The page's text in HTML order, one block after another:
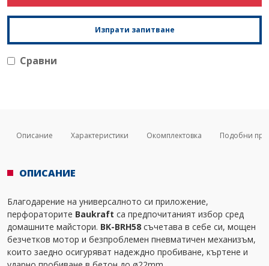
Изпрати запитване
Сравни
Описание Характеристики Окомплектовка Подобни
ОПИСАНИЕ
Благодарение на универсалното си приложение,
перфораторите Baukraft са предпочитаният избор сред
домашните майстори. BK-BRH58 съчетава в себе си, мощен
безчетков мотор и безпроблемен пневматичен механизъм,
които заедно осигуряват надеждно пробиване, къртене и